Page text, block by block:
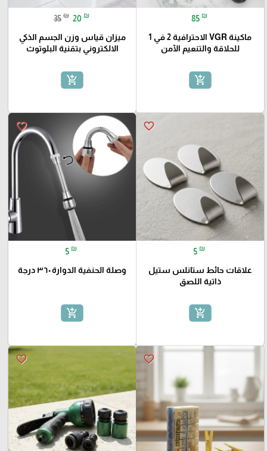
85 ₪
ماكينة VGR الاحترافية 2 في 1
للحلاقة والتنعيم الآمن
add_shopping_cart
35 ₪ 20 ₪
ميزان قياس وزن الجسم الذكي
الالكتروني بتقنية البلوتوث
add_shopping_cart
favorite_border
5 ₪
علاقات حائط ستانلس ستيل
ذاتية اللصق
add_shopping_cart
favorite_border
5 ₪
وصلة الحنفية الدوارة ٣٦٠ درجة
add_shopping_cart
favorite_border
favorite_border